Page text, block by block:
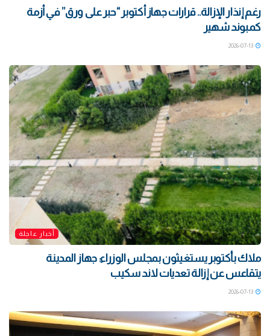
رغم إنذار الإزالة.. قرارات جهاز أكتوبر “حبر على ورق” في أزمة
كمبوند شهير
2026-07-13
أخبار عاجلة
ملاك بأكتوبر يستغيثون بمجلس الوزراء: جهاز المدينة
يتقاعس عن إزالة تعديات لاند سكيب
2026-07-13